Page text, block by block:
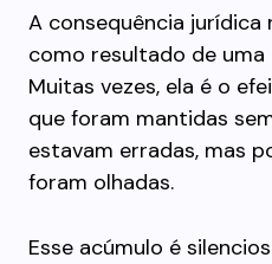
A consequência jurídica
como resultado de
Muitas vezes, ela é o
que foram mantidas
estavam erradas, mas
foram olhadas.
Esse acúmulo é